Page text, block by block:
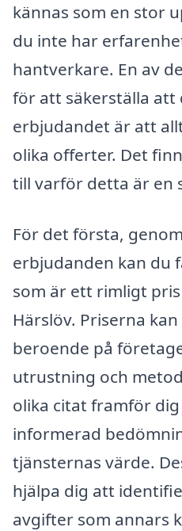
kännas som en stor
du inte har
hantverkare. En av
för att säkerställa att
erbjudandet är att
olika offerter. Det
till varför detta är en
För det första,
erbjudanden kan du
som är ett rimligt
Härslöv. Priserna
beroende på
utrustning och
olika citat framför
informerad
tjänsternas värde.
hjälpa dig att
avgifter som annars